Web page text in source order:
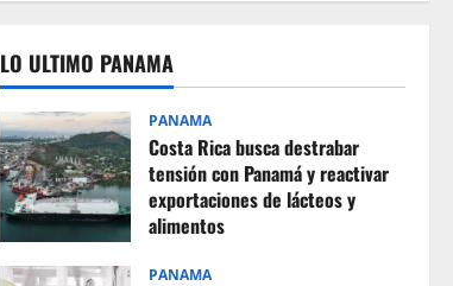
LO ULTIMO PANAMA
PANAMA
Costa Rica busca destrabar
tensión con Panamá y reactivar
exportaciones de lácteos y
alimentos
PANAMA